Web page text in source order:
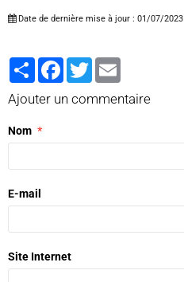
Date de dernière mise à jour : 01/07/2023
PartagerFacebook
Twitter
Ajouter un commentaire
Nom
E-mail
Site Internet